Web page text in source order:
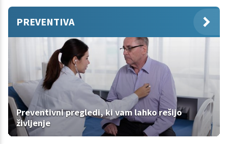
PREVENTIVA
Preventivni pregledi, ki vam lahko rešijo
življenje